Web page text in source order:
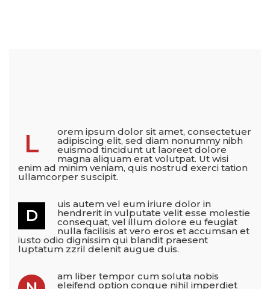
L orem ipsum dolor sit amet, consectetuer
adipiscing elit, sed diam nonummy nibh
euismod tincidunt ut laoreet dolore
magna aliquam erat volutpat. Ut wisi
enim ad minim veniam, quis nostrud exerci tation
ullamcorper suscipit.
D
uis autem vel eum iriure dolor in
hendrerit in vulputate velit esse molestie
consequat, vel illum dolore eu feugiat
nulla facilisis at vero eros et accumsan et
iusto odio dignissim qui blandit praesent
luptatum zzril delenit augue duis.
am liber tempor cum soluta nobis
eleifend option congue nihil imperdiet